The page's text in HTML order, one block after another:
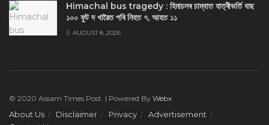
Himachal bus tragedy : হিমাচলৰ চাম্বাত যাত্ৰীভৰ্তি বাছ
১০০ ফুট দ খাৱৈত পৰি নিহত ৭, আহত ১১
AUGUST 8, 2026
© 2020 Assam Times Post. | Powered By Webx
About Us Disclaimer Privacy
Advertisement